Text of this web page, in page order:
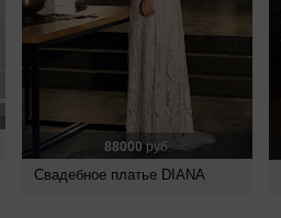
88000руб.
Свадебное платье DIANA